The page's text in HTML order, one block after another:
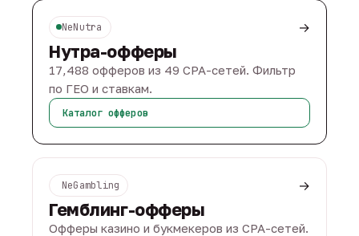
NeNutra →
Нутра-офферы
17,488 офферов из 49 CPA-сетей. Фильтр
по ГЕО и ставкам.
Каталог офферов
NeGambling →
Гемблинг-офферы
Офферы казино и букмекеров из CPA-сетей.